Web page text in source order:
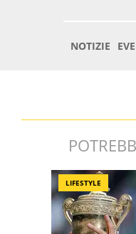
LIFESTYLE